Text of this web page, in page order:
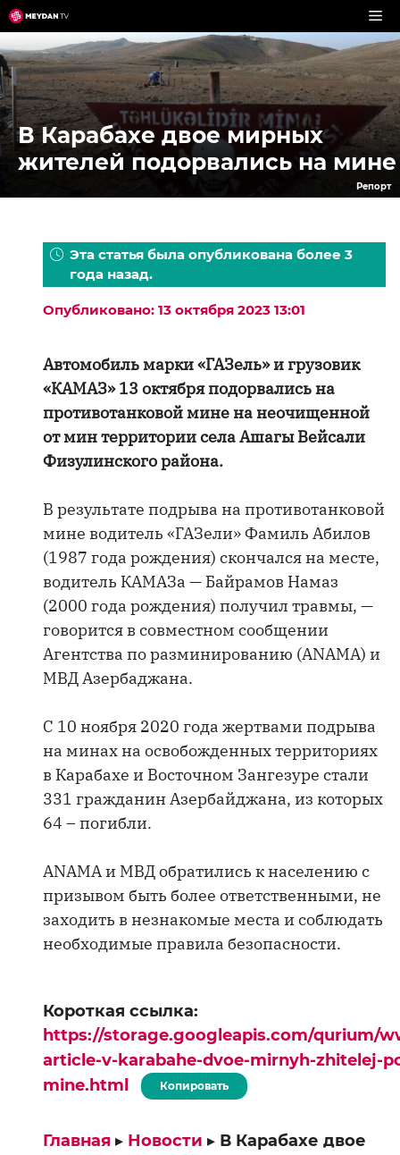
Перейти
к
содержимому
В Карабахе двое мирных
жителей подорвались на мине
Репорт
Эта статья была опубликована более 3
года назад.
Опубликовано: 13 октября 2023 13:01
Автомобиль марки «ГАЗель» и грузовик
«КАМАЗ» 13 октября подорвались на
противотанковой мине на неочищенной
от мин территории села Ашагы Вейсали
Физулинского района.
В результате подрыва на противотанковой
мине водитель «ГАЗели» Фамиль Абилов
(1987 года рождения) скончался на месте,
водитель КАМАЗа — Байрамов Намаз
(2000 года рождения) получил травмы, —
говорится в совместном сообщении
Агентства по разминированию (ANAMA) и
МВД Азербаджана.
С 10 ноября 2020 года жертвами подрыва
на минах на освобожденных территориях
в Карабахе и Восточном Зангезуре стали
331 гражданин Азербайджана, из которых
64 – погибли.
ANAMA и МВД обратились к населению с
призывом быть более ответственными, не
заходить в незнакомые места и соблюдать
необходимые правила безопасности.
Короткая ссылка:
https://storage.googleapis.com/qurium/
article-v-karabahe-dvoe-mirnyh-zhitelej-
mine.html
Копировать
Главная ▸ Новости ▸ В Карабахе двое